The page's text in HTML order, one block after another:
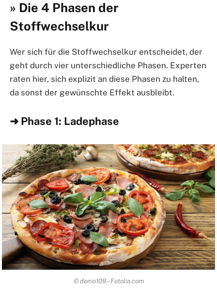
» Die 4 Phasen der
Stoffwechselkur
Wer sich für die Stoffwechselkur entscheidet, der
geht durch vier unterschiedliche Phasen. Experten
raten hier, sich explizit an diese Phasen zu halten,
da sonst der gewünschte Effekt ausbleibt.
➜ Phase 1: Ladephase
© denio109 – Fotolia.com